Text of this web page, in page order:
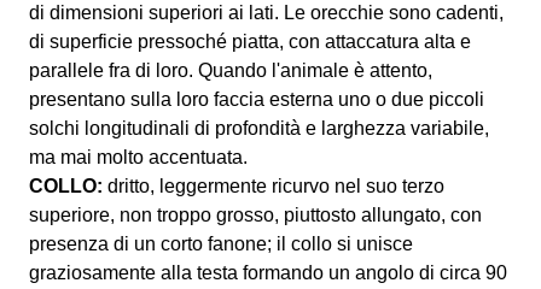
di dimensioni superiori ai lati. Le orecchie sono cadenti,
di superficie pressoché piatta, con attaccatura alta e
parallele fra di loro. Quando l'animale è attento,
presentano sulla loro faccia esterna uno o due piccoli
solchi longitudinali di profondità e larghezza variabile,
ma mai molto accentuata.
COLLO: dritto, leggermente ricurvo nel suo terzo
superiore, non troppo grosso, piuttosto allungato, con
presenza di un corto fanone; il collo si unisce
graziosamente alla testa formando un angolo di circa 90